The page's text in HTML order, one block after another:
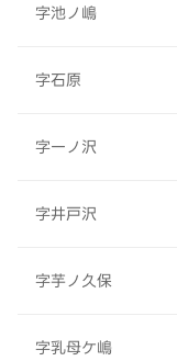
字池ノ嶋
字石原
字一ノ沢
字井戸沢
字芋ノ久保
字乳母ケ嶋